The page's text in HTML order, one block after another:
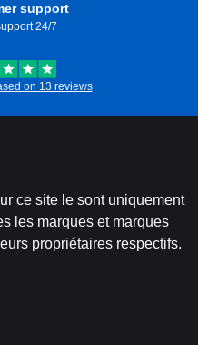
support
24/7
on 13 reviews
ce site le sont uniquement
les marques et marques
propriétaires respectifs.